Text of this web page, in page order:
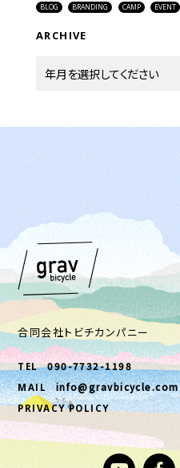
BLOG BRANDING CAMP EVENT
ARCHIVE
合同会社トビチカンパニー
TEL 090-7732-1198
MAIL info@gravbicycle.com
PRIVACY POLICY